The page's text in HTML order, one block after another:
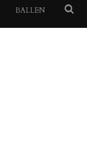
BALLEN